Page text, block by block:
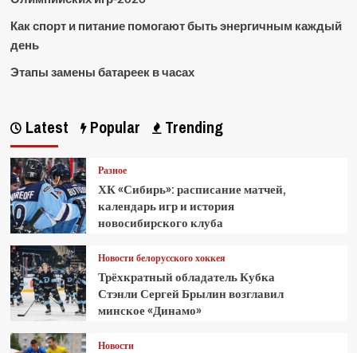
Как спорт и питание помогают быть энергичным каждый
день
Этапы замены батареек в часах
Latest Popular Trending
Разное
ХК «Сибирь»: расписание матчей,
календарь игр и история
новосибирского клуба
Новости белорусского хоккея
Трёхкратный обладатель Кубка
Стэнли Сергей Брылин возглавил
минское «Динамо»
Новости